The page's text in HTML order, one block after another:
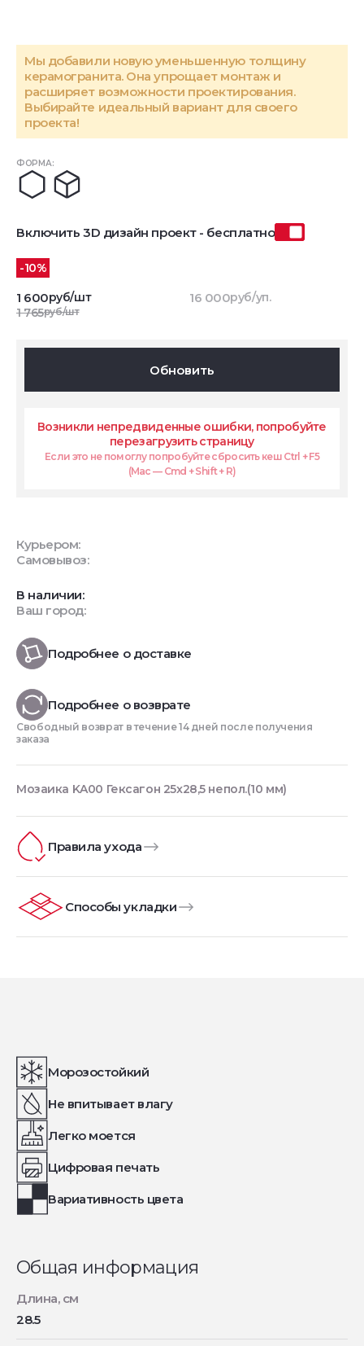
ФОРМА:
Мы добавили новую уменьшенную толщину
керамогранита. Она упрощает монтаж и
расширяет возможности проектирования.
Выбирайте идеальный вариант для своего
проекта!
Включить 3D дизайн проект - бесплатно
-10%
1 600руб/шт
1 765руб/шт
16 000руб/уп.
Обновить
Возникли непредвиденные ошибки, попробуйте
перезагрузить страницу
Если это не помоглу попробуйте сбросить кеш Ctrl + F5
(Mac — Cmd + Shift + R)
Курьером:
Самовывоз:
В наличии:
Ваш город:
Подробнее о доставке
Подробнее о возврате
Свободный возврат в течение 14 дней после получения
заказа
Мозаика KA00 Гексагон 25x28,5 непол.(10 мм)
Правила ухода
Способы укладки
Морозостойкий
Не впитывает влагу
Легко моется
Цифровая печать
Вариативность цвета
Общая информация
Длина, см
28.5